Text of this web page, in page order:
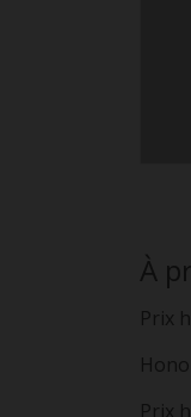
À
Prix
Prix